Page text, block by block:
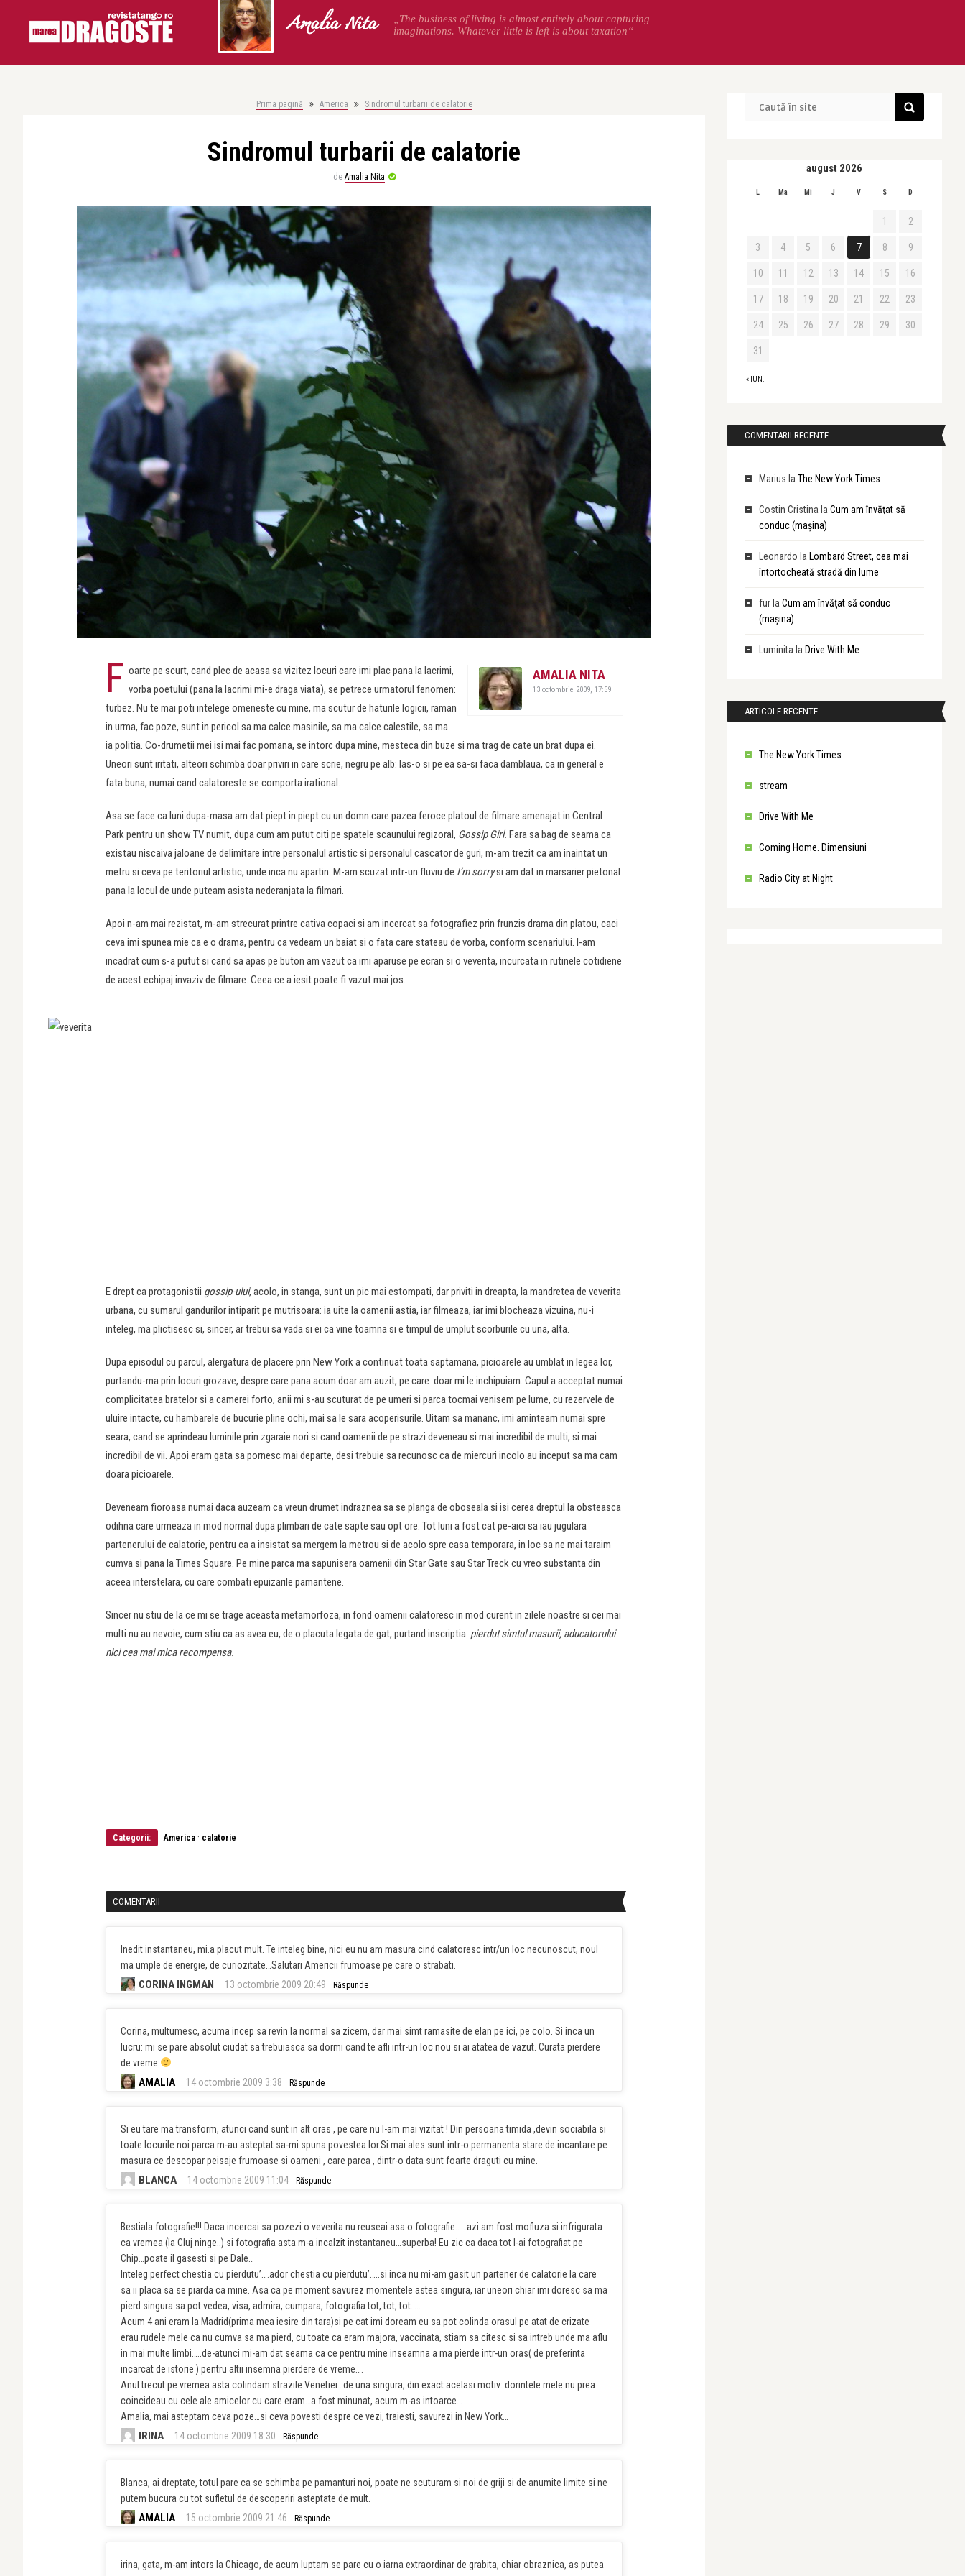
Amalia Nita
„The business of living is almost entirely about capturing
imaginations. Whatever little is left is about taxation“
Prima pagină America Sindromul turbarii de calatorie
Sindromul turbarii de calatorie
de Amalia Nita
AMALIA NITA
13 octombrie 2009, 17:59
F oarte pe scurt, cand plec de acasa sa vizitez locuri care imi plac pana la lacrimi,
vorba poetului (pana la lacrimi mi-e draga viata), se petrece urmatorul fenomen:
turbez. Nu te mai poti intelege omeneste cu mine, ma scutur de haturile logicii, raman
in urma, fac poze, sunt in pericol sa ma calce masinile, sa ma calce calestile, sa ma
ia politia. Co-drumetii mei isi mai fac pomana, se intorc dupa mine, mesteca din buze si ma trag de cate un brat dupa ei.
Uneori sunt iritati, alteori schimba doar priviri in care scrie, negru pe alb: las-o si pe ea sa-si faca damblaua, ca in general e
fata buna, numai cand calatoreste se comporta irational.
Asa se face ca luni dupa-masa am dat piept in piept cu un domn care pazea feroce platoul de filmare amenajat in Central
Park pentru un show TV numit, dupa cum am putut citi pe spatele scaunului regizoral, Gossip Girl. Fara sa bag de seama ca
existau niscaiva jaloane de delimitare intre personalul artistic si personalul cascator de guri, m-am trezit ca am inaintat un
metru si ceva pe teritoriul artistic, unde inca nu apartin. M-am scuzat intr-un fluviu de I’m sorrysi am dat in marsarier pietonal
pana la locul de unde puteam asista nederanjata la filmari.
Apoi n-am mai rezistat, m-am strecurat printre cativa copaci si am incercat sa fotografiez prin frunzis drama din platou, caci
ceva imi spunea mie ca e o drama, pentru ca vedeam un baiat si o fata care stateau de vorba, conform scenariului. I-am
incadrat cum s-a putut si cand sa apas pe buton am vazut ca imi aparuse pe ecran si o veverita, incurcata in rutinele cotidiene
de acest echipaj invaziv de filmare. Ceea ce a iesit poate fi vazut mai jos.
E drept ca protagonistii gossip-ului, acolo, in stanga, sunt un pic mai estompati, dar priviti in dreapta, la mandretea de veverita
urbana, cu sumarul gandurilor intiparit pe mutrisoara: ia uite la oamenii astia, iar filmeaza, iar imi blocheaza vizuina, nu-i
inteleg, ma plictisesc si, sincer, ar trebui sa vada si ei ca vine toamna si e timpul de umplut scorburile cu una, alta.
Dupa episodul cu parcul, alergatura de placere prin New York a continuat toata saptamana, picioarele au umblat in legea lor,
purtandu-ma prin locuri grozave, despre care pana acum doar am auzit, pe care doar mi le inchipuiam. Capul a acceptat numai
complicitatea bratelor si a camerei forto, anii mi s-au scuturat de pe umeri si parca tocmai venisem pe lume, cu rezervele de
uluire intacte, cu hambarele de bucurie pline ochi, mai sa le sara acoperisurile. Uitam sa mananc, imi aminteam numai spre
seara, cand se aprindeau luminile prin zgaraie nori si cand oamenii de pe strazi deveneau si mai incredibil de multi, si mai
incredibil de vii. Apoi eram gata sa pornesc mai departe, desi trebuie sa recunosc ca de miercuri incolo au inceput sa ma cam
doara picioarele.
Deveneam fioroasa numai daca auzeam ca vreun drumet indraznea sa se planga de oboseala si isi cerea dreptul la obsteasca
odihna care urmeaza in mod normal dupa plimbari de cate sapte sau opt ore. Tot luni a fost cat pe-aici sa iau jugulara
partenerului de calatorie, pentru ca a insistat sa mergem la metrou si de acolo spre casa temporara, in loc sa ne mai taraim
cumva si pana la Times Square. Pe mine parca ma sapunisera oamenii din Star Gate sau Star Treck cu vreo substanta din
aceea interstelara, cu care combati epuizarile pamantene.
Sincer nu stiu de la ce mi se trage aceasta metamorfoza, in fond oamenii calatoresc in mod curent in zilele noastre si cei mai
multi nu au nevoie, cum stiu ca as avea eu, de o placuta legata de gat, purtand inscriptia: pierdut simtul masurii, aducatorului
nici cea mai mica recompensa.
Categorii: America · calatorie
COMENTARII
Inedit instantaneu, mi.a placut mult. Te inteleg bine, nici eu nu am masura cind calatoresc intr/un loc necunoscut, noul
ma umple de energie, de curiozitate…Salutari Americii frumoase pe care o strabati.
CORINA INGMAN 13 octombrie 2009 20:49 Răspunde
Corina, multumesc, acuma incep sa revin la normal sa zicem, dar mai simt ramasite de elan pe ici, pe colo. Si inca un
lucru: mi se pare absolut ciudat sa trebuiasca sa dormi cand te afli intr-un loc nou si ai atatea de vazut. Curata pierdere
de vreme
AMALIA 14 octombrie 2009 3:38 Răspunde
Si eu tare ma transform, atunci cand sunt in alt oras , pe care nu l-am mai vizitat ! Din persoana timida ,devin sociabila si
toate locurile noi parca m-au asteptat sa-mi spuna povestea lor.Si mai ales sunt intr-o permanenta stare de incantare pe
masura ce descopar peisaje frumoase si oameni , care parca , dintr-o data sunt foarte draguti cu mine.
BLANCA 14 octombrie 2009 11:04 Răspunde
Bestiala fotografie!!! Daca incercai sa pozezi o veverita nu reuseai asa o fotografie……azi am fost mofluza si infrigurata
ca vremea (la Cluj ninge..) si fotografia asta m-a incalzit instantaneu…superba! Eu zic ca daca tot l-ai fotografiat pe
Chip…poate il gasesti si pe Dale…
Inteleg perfect chestia cu pierdutu’….ador chestia cu pierdutu’…..si inca nu mi-am gasit un partener de calatorie la care
sa ii placa sa se piarda ca mine. Asa ca pe moment savurez momentele astea singura, iar uneori chiar imi doresc sa ma
pierd singura sa pot vedea, visa, admira, cumpara, fotografia tot, tot, tot…..
Acum 4 ani eram la Madrid(prima mea iesire din tara)si pe cat imi doream eu sa pot colinda orasul pe atat de crizate
erau rudele mele ca nu cumva sa ma pierd, cu toate ca eram majora, vaccinata, stiam sa citesc si sa intreb unde ma aflu
in mai multe limbi…..de-atunci mi-am dat seama ca ce pentru mine inseamna a ma pierde intr-un oras( de preferinta
incarcat de istorie ) pentru altii insemna pierdere de vreme….
Anul trecut pe vremea asta colindam strazile Venetiei…de una singura, din exact acelasi motiv: dorintele mele nu prea
coincideau cu cele ale amicelor cu care eram…a fost minunat, acum m-as intoarce…
Amalia, mai asteptam ceva poze…si ceva povesti despre ce vezi, traiesti, savurezi in New York…
IRINA 14 octombrie 2009 18:30 Răspunde
Blanca, ai dreptate, totul pare ca se schimba pe pamanturi noi, poate ne scuturam si noi de griji si de anumite limite si ne
putem bucura cu tot sufletul de descoperiri asteptate de mult.
AMALIA 15 octombrie 2009 21:46 Răspunde
irina, gata, m-am intors la Chicago, de acum luptam se pare cu o iarna extraordinar de grabita, chiar obraznica, as putea
august 2026
L Ma Mi J V S D
« IUN.
1 2
3 4 5 6 7 8 9
10 11 12 13 14 15 16
17 18 19 20 21 22 23
24 25 26 27 28 29 30
31
COMENTARII RECENTE
Marius la The New York Times
Costin Cristina la Cum am învăţat să
conduc (maşina)
Leonardo la Lombard Street, cea mai
întortocheată stradă din lume
fur la Cum am învăţat să conduc
(maşina)
Luminita la Drive With Me
ARTICOLE RECENTE
The New York Times
stream
Drive With Me
Coming Home. Dimensiuni
Radio City at Night